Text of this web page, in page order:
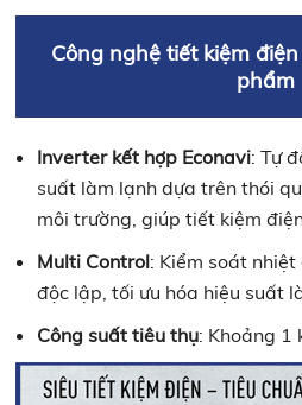
Công nghệ tiết kiệm
phẩm
Inverter kết hợp Econavi: Tự
suất làm lạnh dựa trên thói
môi trường, giúp tiết kiệm
Multi Control: Kiểm soát
độc lập, tối ưu hóa hiệu suất
Công suất tiêu thụ: Khoảng 1